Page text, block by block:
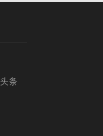
条